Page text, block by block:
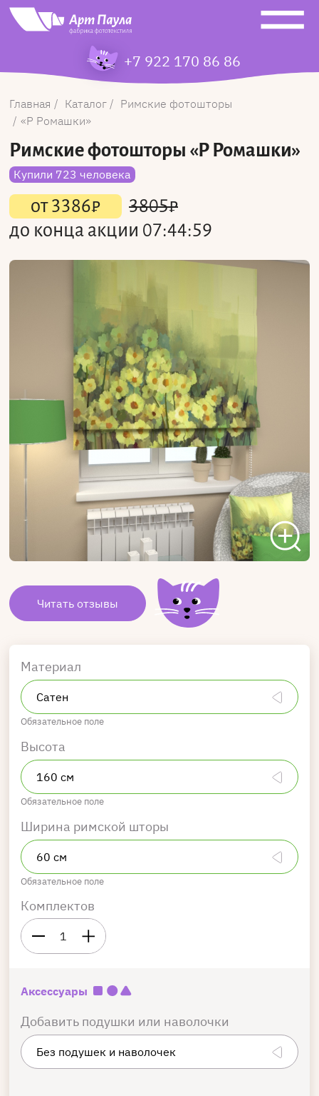
+7 922 170 86 86
Главная Каталог
Римские фотошторы
Р Ромашки
Римские фотошторы «Р Ромашки»
Купили 723 человека
от3386₽ 3805₽
до конца акции 07:44:59
Читать отзывы
Материал
Обязательное поле
Высота
Обязательное поле
Ширина римской шторы
Обязательное поле
Комплектов
1
Аксессуары
Добавить подушки или наволочки